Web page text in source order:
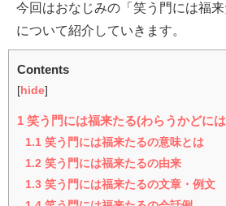
今回はおなじみの「笑う門には福
について紹介していきます。
Contents
[ hide]
1 笑う門には福来たる(わらうかどに
1.1 笑う門には福来たるの意味とは
1.2 笑う門には福来たるの由来
1.3 笑う門には福来たるの文章・例文